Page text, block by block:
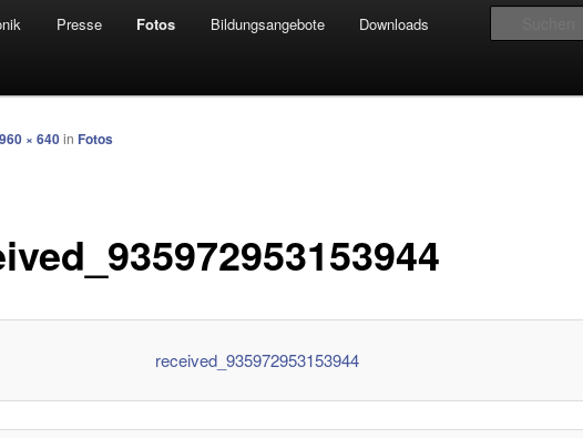
Alle e.V.
Presse Fotos Bildungsangebote Downloads
960 × 640in Fotos